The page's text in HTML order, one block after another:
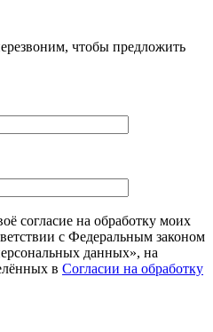
чтобы предложить
согласие на обработку моих
с Федеральным законом
данных», на
в Согласии на обработку